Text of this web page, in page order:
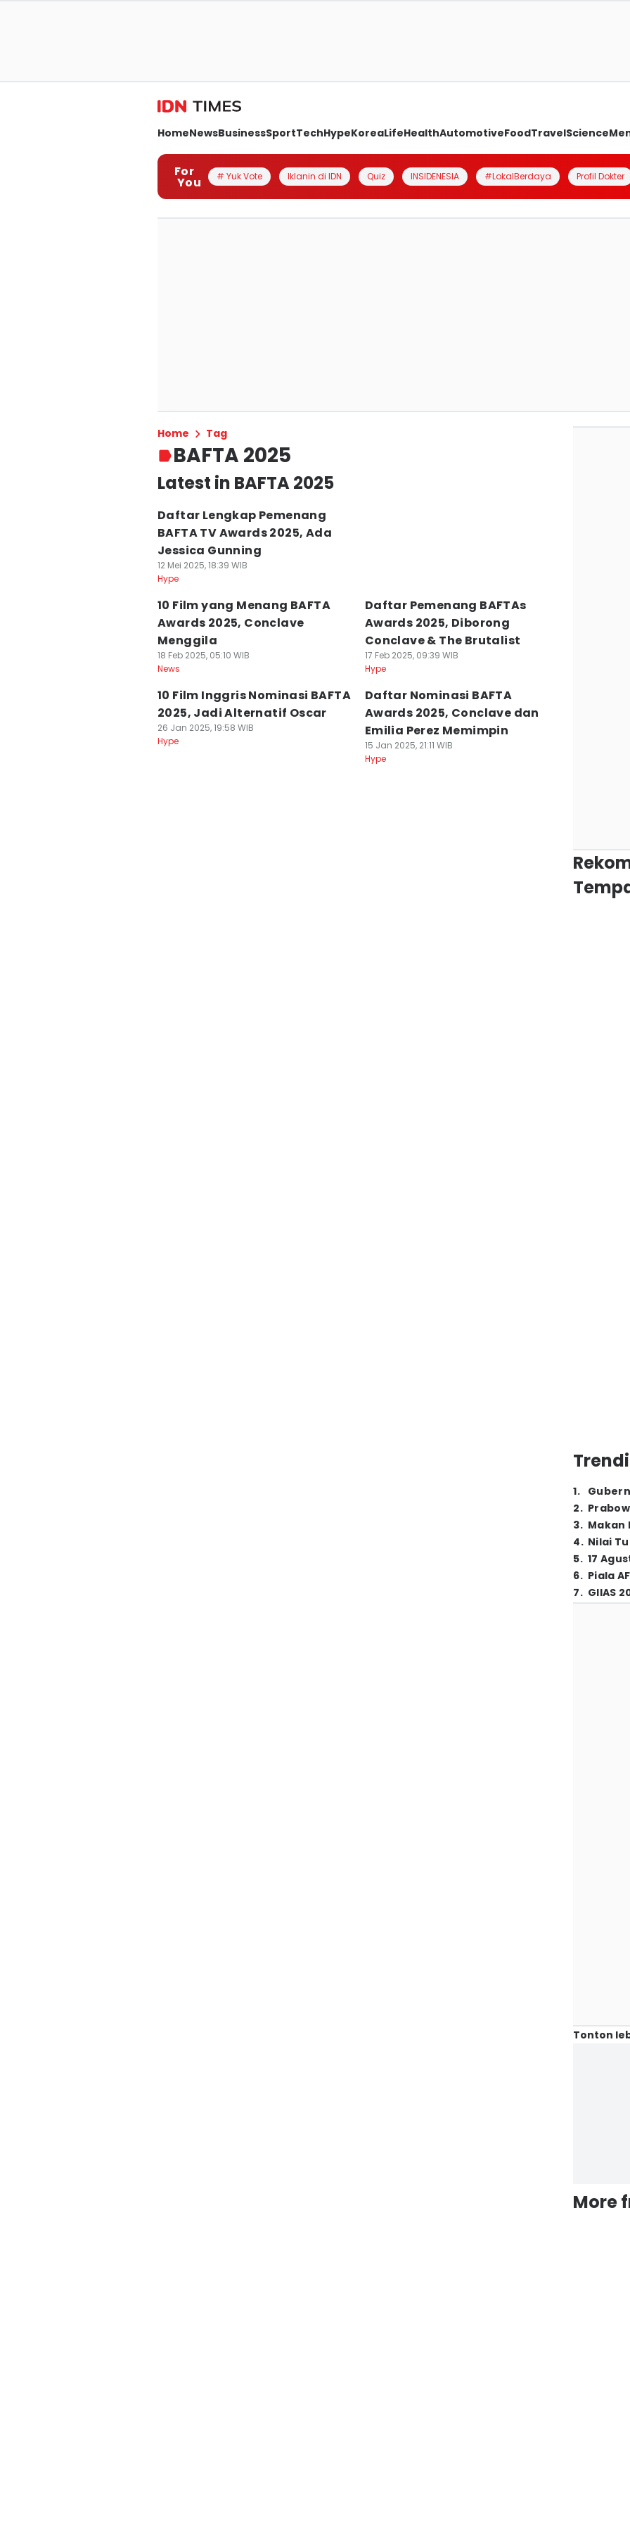
HomeNewsBusinessSportTechHypeKoreaLifeHealthAutomotiveFoodTravelScience
For
You # Yuk Vote Iklanin di IDN Quiz INSIDENESIA #LokalBerdaya Profil Dokter
Home Tag
BAFTA 2025
Latest in BAFTA 2025
Daftar Lengkap Pemenang
BAFTA TV Awards 2025, Ada
Jessica Gunning
12 Mei 2025, 18:39 WIB
Hype
10 Film yang Menang BAFTA
Awards 2025, Conclave
Menggila
18 Feb 2025, 05:10 WIB
News
Daftar Pemenang BAFTAs
Awards 2025, Diborong
Conclave & The Brutalist
17 Feb 2025, 09:39 WIB
Hype
10 Film Inggris Nominasi BAFTA
2025, Jadi Alternatif Oscar
26 Jan 2025, 19:58 WIB
Hype
Daftar Nominasi BAFTA
Awards 2025, Conclave dan
Emilia Perez Memimpin
15 Jan 2025, 21:11 WIB
Hype
1.
2.
3. Makan
4. Nilai
5. 17
6. Piala
7. GIIAS
Tonton
More